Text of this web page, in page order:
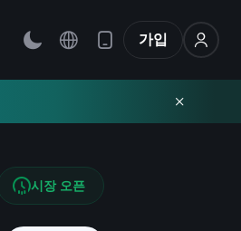
가입
시장 오픈